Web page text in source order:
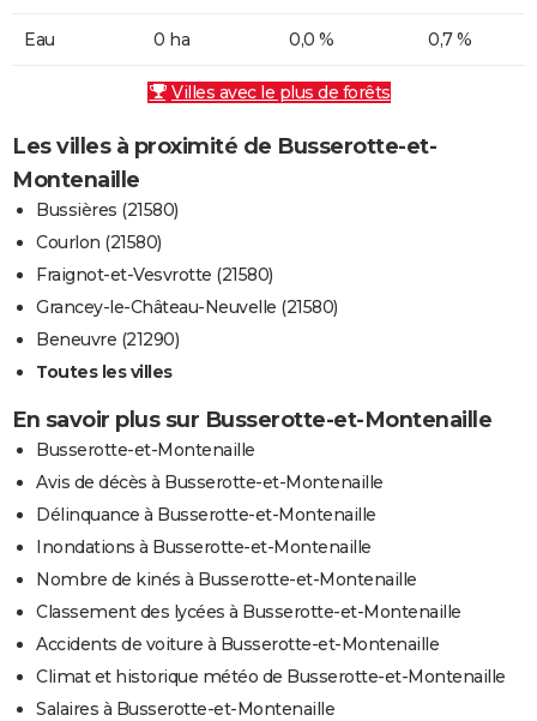
Eau 0 ha 0,0 % 0,7 %
Villes avec le plus de forêts
Les villes à proximité de Busserotte-et-
Montenaille
Bussières (21580)
Courlon (21580)
Fraignot-et-Vesvrotte (21580)
Grancey-le-Château-Neuvelle (21580)
Beneuvre (21290)
Toutes les villes
En savoir plus sur Busserotte-et-Montenaille
Busserotte-et-Montenaille
Avis de décès à Busserotte-et-Montenaille
Délinquance à Busserotte-et-Montenaille
Inondations à Busserotte-et-Montenaille
Nombre de kinés à Busserotte-et-Montenaille
Classement des lycées à Busserotte-et-Montenaille
Accidents de voiture à Busserotte-et-Montenaille
Climat et historique météo de Busserotte-et-Montenaille
Salaires à Busserotte-et-Montenaille